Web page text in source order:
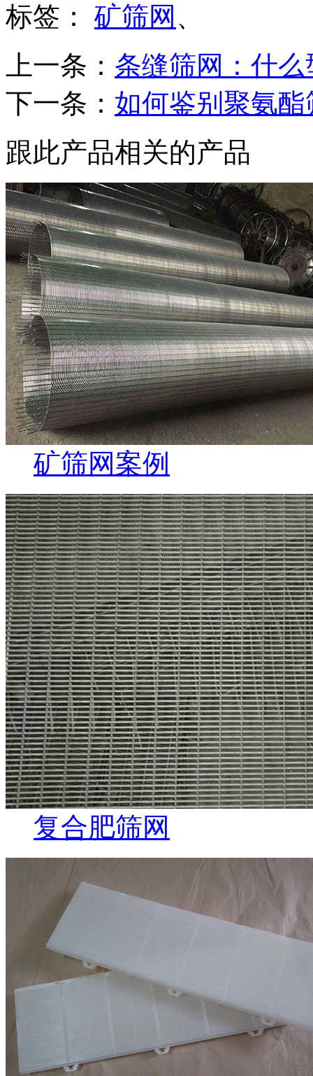
标签： 矿筛网 、
上一条： 条缝筛网：什
下一条： 如何鉴别聚氨
跟此产品相关的产品
矿筛网案例
复合肥筛网